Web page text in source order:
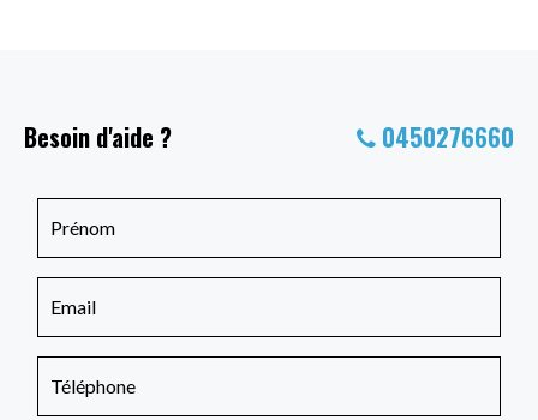
Besoin d'aide ? 0450276660